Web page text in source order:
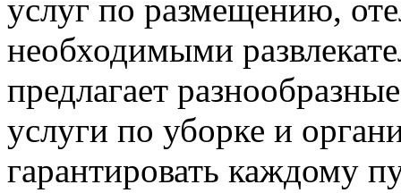
услуг по размещению,
необходимыми
предлагает
услуги по уборке и
гарантировать каждому